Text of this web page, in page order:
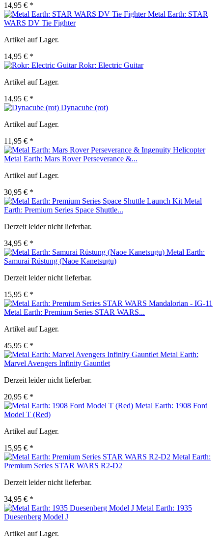
14,95 € *
Metal Earth: STAR
WARS DV Tie Fighter
Artikel auf Lager.
14,95 € *
Rokr: Electric Guitar
Artikel auf Lager.
14,95 € *
Dynacube (rot)
Artikel auf Lager.
11,95 € *
Metal Earth: Mars Rover Perseverance &...
Artikel auf Lager.
30,95 € *
Metal
Earth: Premium Series Space Shuttle...
Derzeit leider nicht lieferbar.
34,95 € *
Metal Earth:
Samurai Rüstung (Naoe Kanetsugu)
Derzeit leider nicht lieferbar.
15,95 € *
Metal Earth: Premium Series STAR WARS...
Artikel auf Lager.
45,95 € *
Metal Earth:
Marvel Avengers Infinity Gauntlet
Derzeit leider nicht lieferbar.
20,95 € *
Metal Earth: 1908 Ford
Model T (Red)
Artikel auf Lager.
15,95 € *
Metal Earth:
Premium Series STAR WARS R2-D2
Derzeit leider nicht lieferbar.
34,95 € *
Metal Earth: 1935
Duesenberg Model J
Artikel auf Lager.